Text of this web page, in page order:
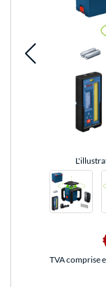
TVA comprise